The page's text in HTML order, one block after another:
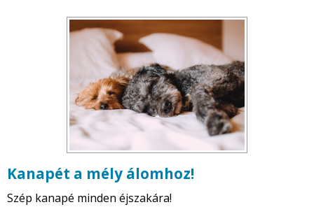
Kanapét a mély álomhoz!
Szép kanapé minden éjszakára!